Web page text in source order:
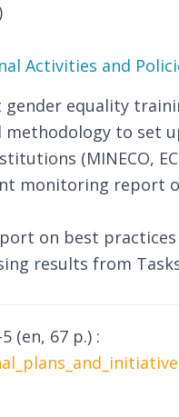
Activities and
equality
methodology to set
(MINECO,
monitoring report
on best
results from Tasks
(en, 67 p.) :